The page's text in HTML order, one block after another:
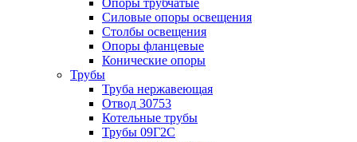
Опоры трубчатые
Силовые опоры освещения
Столбы освещения
Опоры фланцевые
Конические опоры
Трубы
Труба нержавеющая
Отвод 30753
Котельные трубы
Трубы 09Г2С